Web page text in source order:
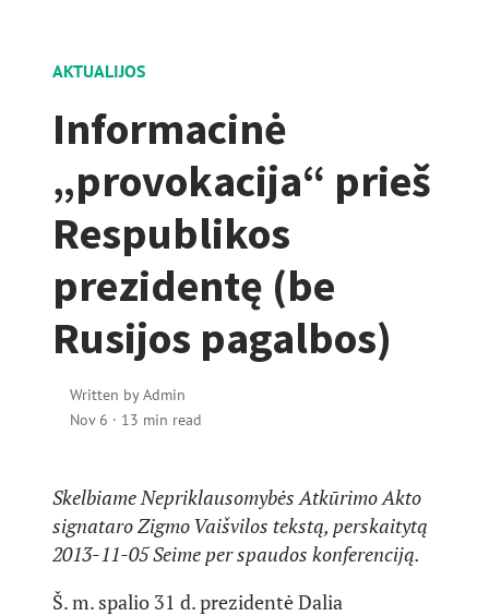
AKTUALIJOS
Informacinė
„provokacija“ prieš
Respublikos
prezidentę (be
Rusijos pagalbos)
Written byAdmin
Nov 6 · 13 min read
Skelbiame Nepriklausomybės Atkūrimo Akto
signataro Zigmo Vaišvilos tekstą, perskaitytą
2013-11-05 Seime per spaudos konferenciją.
Š. m. spalio 31 d. prezidentė Dalia